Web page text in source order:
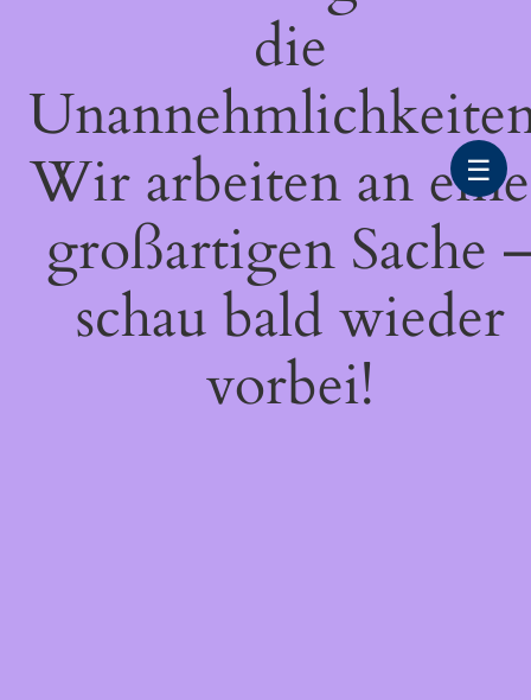
die
Wir arbeiten an
großartigen Sache
schau bald wieder
vorbei!
☰